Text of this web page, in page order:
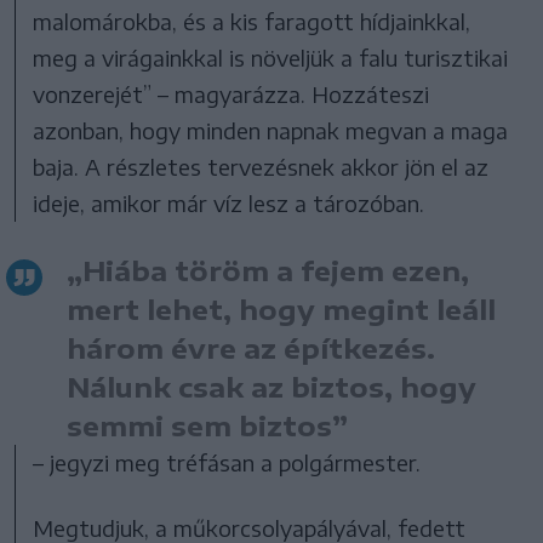
malomárokba, és a kis faragott hídjainkkal,
meg a virágainkkal is növeljük a falu turisztikai
vonzerejét” – magyarázza. Hozzáteszi
azonban, hogy minden napnak megvan a maga
baja. A részletes tervezésnek akkor jön el az
ideje, amikor már víz lesz a tározóban.
„Hiába töröm a fejem ezen,
mert lehet, hogy megint leáll
három évre az építkezés.
Nálunk csak az biztos, hogy
semmi sem biztos”
– jegyzi meg tréfásan a polgármester.
Megtudjuk, a műkorcsolyapályával, fedett